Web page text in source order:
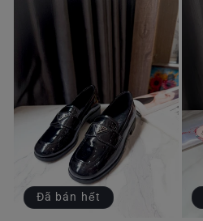
thường
Đã bán hết